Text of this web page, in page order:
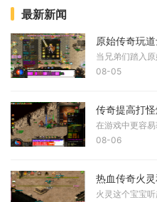
最新新闻
原始传奇玩
08-05
传奇提高打
08-06
热血传奇火